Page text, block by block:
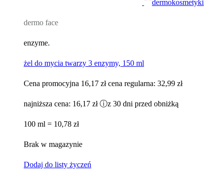
dermo face
enzyme.
żel do mycia twarzy 3 enzymy, 150 ml
Cena promocyjna 16,17 zł cena regularna: 32,99 zł
najniższa cena: 16,17 zł ⓘz 30 dni przed obniżką
100 ml = 10,78 zł
Brak w magazynie
Dodaj do listy życzeń